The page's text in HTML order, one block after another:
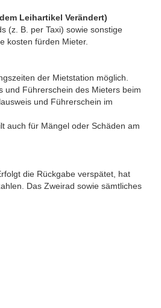
Leihartikel Verändert)
(z. B. per Taxi) sowie sonstige
kosten fürden Mieter.
der Mietstation möglich.
und Führerschein des Mieters beim
und Führerschein im
auch für Mängel oder Schäden am
die Rückgabe verspätet, hat
Das Zweirad sowie sämtliches